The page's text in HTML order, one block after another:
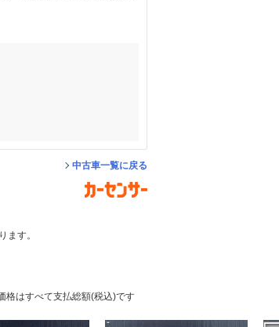
中古車一覧に戻る
ます。
格はすべて支払総額(税込)です